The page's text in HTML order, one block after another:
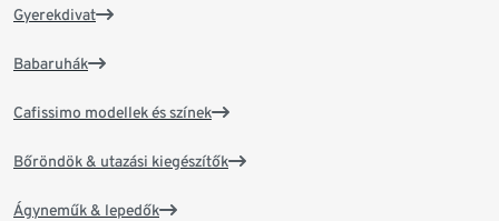
Gyerekdivat
Babaruhák
Cafissimo modellek és színek
Bőröndök & utazási kiegészítők
Ágyneműk & lepedők